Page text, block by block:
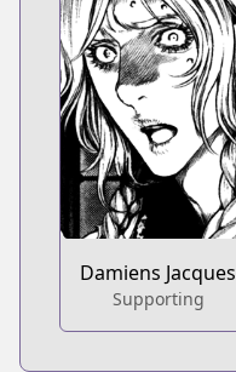
Damiens Jacques
Supporting